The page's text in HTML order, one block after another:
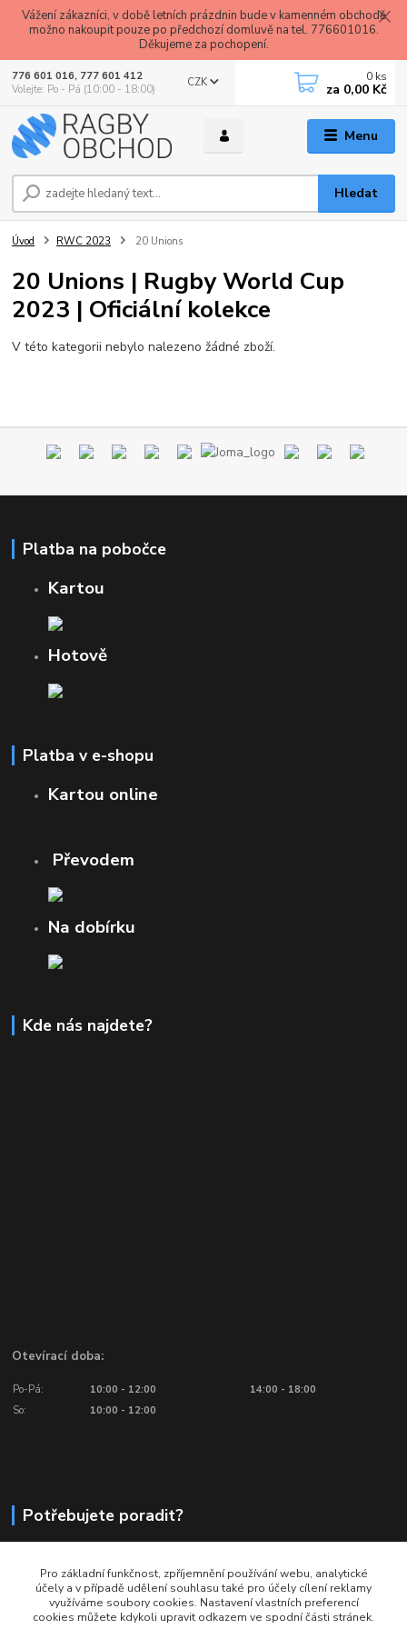
Vážení zákazníci, v době letních prázdnin bude v kamenném obchodě
možno nakoupit pouze po předchozí domluvě na tel. 776601016.
Děkujeme za pochopení.
Menu
CZK
Hledat
776 601 016, 777 601 412
Volejte: Po - Pá (10:00 - 18:00)
0 ks
za 0,00 Kč
Úvod RWC 2023 20 Unions
20 Unions | Rugby World Cup
2023 | Oficiální kolekce
V této kategorii nebylo nalezeno žádné zboží.
Platba na pobočce
Kartou
Hotově
Platba v e-shopu
Kartou online
Převodem
Na dobírku
Kde nás najdete?
Otevírací doba:
Po-Pá: 10:00 - 12:00
14:00 - 18:00
So:
10:00 - 12:00
Potřebujete poradit?
Volejte: Po - Pá (10:00 - 18:00)
info@ragbyobchod.cz
Pro základní funkčnost, zpříjemnění používání webu, analytické
účely a v případě udělení souhlasu také pro účely cílení reklamy
využíváme soubory cookies. Nastavení vlastních preferencí
cookies můžete kdykoli upravit odkazem ve spodní části stránek.